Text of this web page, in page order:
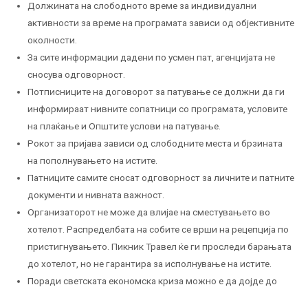
Должината на слободното време за индивидуални
активности за време на програмата зависи од објективните
околности.
За сите информации дадени по усмен пат, агенцијата не
сносува одговорност.
Потписниците на договорот за патување се должни да ги
информираат нивните сопатници со програмата, условите
на плаќање и Општите услови на патување.
Рокот за пријава зависи од слободните места и брзината
на пополнувањето на истите.
Патниците самите сносат одговорност за личните и патните
документи и нивната важност.
Организаторот не може да влијае на сместувањето во
хотелот. Распределбата на собите се врши на рецепција по
пристигнувањето. Пикник Травел ќе ги проследи барањата
до хотелот, но не гарантира за исполнување на истите.
Поради светската економска криза можно е да дојде до